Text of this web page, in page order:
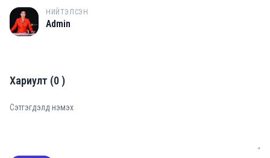
A
НИЙТЭЛСЭН
Admin
Хариулт (0)